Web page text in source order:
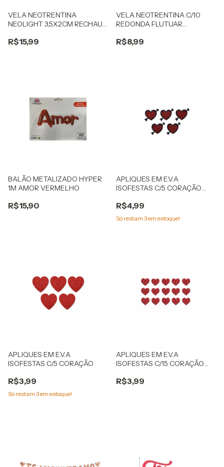
VELA NEOTRENTINA
NEOLIGHT 3,5X2CM RECHAUD
R$15,99
VELA NEOTRENTINA C/10
REDONDA FLUTUAR
R$8,99
BALÃO METALIZADO HYPER
1M AMOR VERMELHO
R$15,90
APLIQUES EM E.V.A
ISOFESTAS C/5 CORAÇÃO
R$4,99
Só restam 3em estoque!
APLIQUES EM E.V.A
ISOFESTAS C/5 CORAÇÃO
R$3,99
Só restam 3em estoque!
APLIQUES EM E.V.A
ISOFESTAS C/15 CORAÇÃO
R$3,99